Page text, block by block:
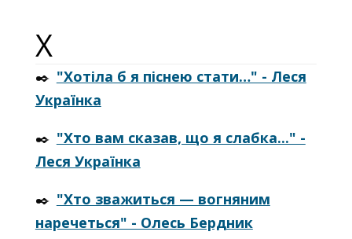
Х
✒️ "Хотіла б я піснею стати…" - Леся
Українка
✒️ "Хто вам сказав, що я слабка..." -
Леся Українка
✒️ "Хто зважиться — вогняним
наречеться" - Олесь Бердник